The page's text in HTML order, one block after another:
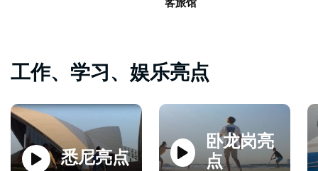
客旅馆
工作、学习、娱乐亮点
玩
悉尼亮点 玩
卧龙岗亮
点